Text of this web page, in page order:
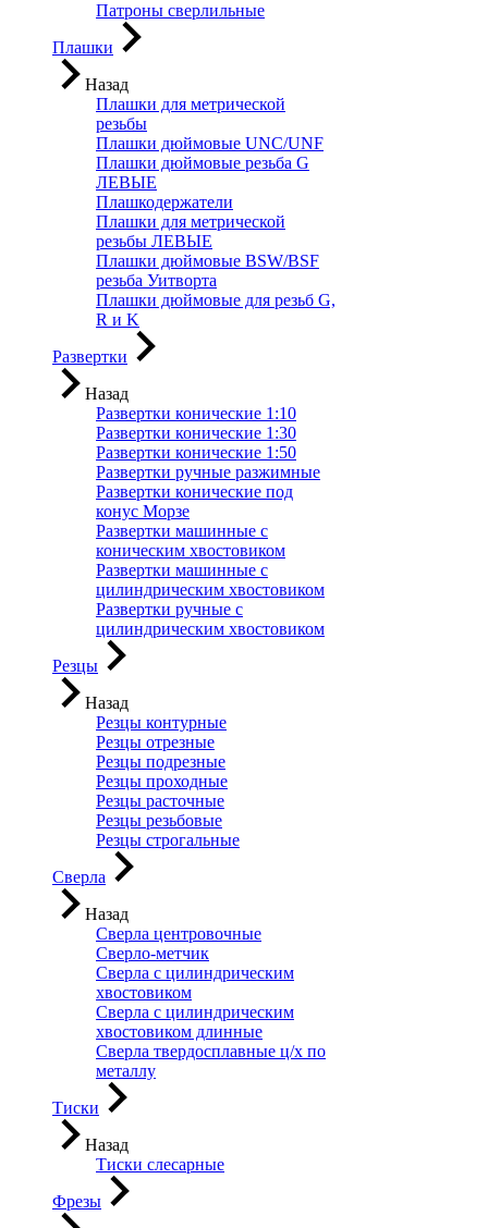
Патроны сверлильные
Плашки
Назад
Плашки для метрической
резьбы
Плашки дюймовые UNC/UNF
Плашки дюймовые резьба G
ЛЕВЫЕ
Плашкодержатели
Плашки для метрической
резьбы ЛЕВЫЕ
Плашки дюймовые BSW/BSF
резьба Уитворта
Плашки дюймовые для резьб G,
R и K
Развертки
Назад
Развертки конические 1:10
Развертки конические 1:30
Развертки конические 1:50
Развертки ручные разжимные
Развертки конические под
конус Морзе
Развертки машинные с
коническим хвостовиком
Развертки машинные с
цилиндрическим хвостовиком
Развертки ручные с
цилиндрическим хвостовиком
Резцы
Назад
Резцы контурные
Резцы отрезные
Резцы подрезные
Резцы проходные
Резцы расточные
Резцы резьбовые
Резцы строгальные
Сверла
Назад
Сверла центровочные
Сверло-метчик
Сверла с цилиндрическим
хвостовиком
Сверла с цилиндрическим
хвостовиком длинные
Сверла твердосплавные ц/х по
металлу
Тиски
Назад
Тиски слесарные
Фрезы